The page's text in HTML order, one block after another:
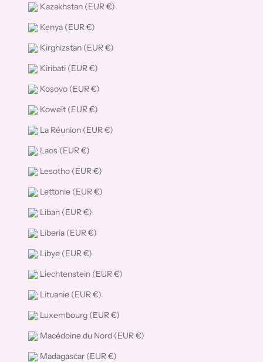
Kazakhstan (EUR €)
Kenya (EUR €)
Kirghizstan (EUR €)
Kiribati (EUR €)
Kosovo (EUR €)
Koweït (EUR €)
La Réunion (EUR €)
Laos (EUR €)
Lesotho (EUR €)
Lettonie (EUR €)
Liban (EUR €)
Liberia (EUR €)
Libye (EUR €)
Liechtenstein (EUR €)
Lituanie (EUR €)
Luxembourg (EUR €)
Macédoine du Nord (EUR €)
Madagascar (EUR €)